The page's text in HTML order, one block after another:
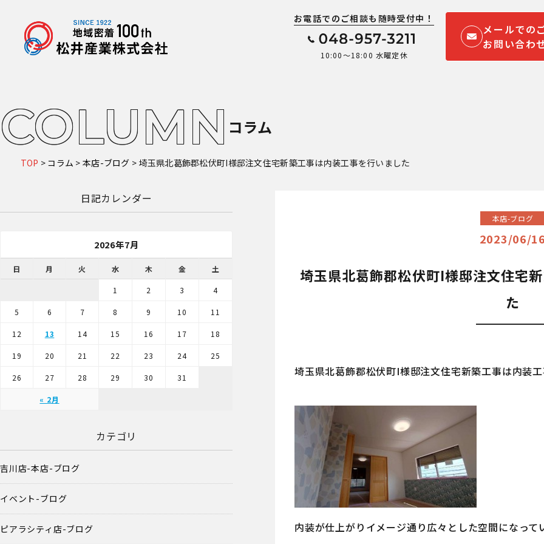
お電話でのご相談も随時受付中！
10:00～18:00 水曜定休
メールでの
お問い合わ
COLUMN コラム
TOP > コラム > 本店-ブログ > 埼玉県北葛飾郡松伏町I様邸注文住宅新築工事は内装工事を行いました
本店-ブログ
2023/06/
埼玉県北葛飾郡松伏町I様邸注文住宅
た
埼玉県北葛飾郡松伏町I様邸注文住宅新築工事は内装
内装が仕上がりイメージ通り広々とした空間になって
日記カレンダー
2026年7月
日 月 火 水 木 金 土
« 2月
1 2 3 4
5 6 7 8 9 10 11
12 13 14 15 16 17 18
19 20 21 22 23 24 25
26 27 28 29 30 31
カテゴリ
吉川店-本店-ブログ
イベント-ブログ
ピアラシティ店-ブログ